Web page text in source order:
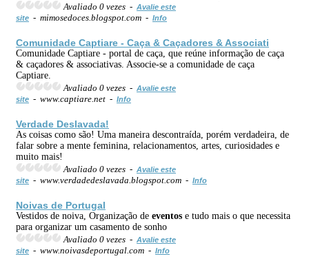
Avaliado 0 vezes - Avalie este
site - mimosedoces.blogspot.com - Info
Comunidade Captiare - Caça & Caçadores & Associati
Comunidade Captiare - portal de caça, que reúne informação de caça
& caçadores & associativas. Associe-se a comunidade de caça
Captiare.
Avaliado 0 vezes - Avalie este
site - www.captiare.net - Info
Verdade Deslavada!
As coisas como são! Uma maneira descontraída, porém verdadeira, de
falar sobre a mente feminina, relacionamentos, artes, curiosidades e
muito mais!
Avaliado 0 vezes - Avalie este
site - www.verdadedeslavada.blogspot.com - Info
Noivas de Portugal
Vestidos de noiva, Organização de eventos e tudo mais o que necessita
para organizar um casamento de sonho
Avaliado 0 vezes - Avalie este
site - www.noivasdeportugal.com - Info